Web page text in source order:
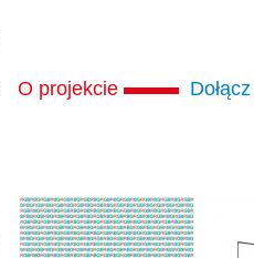
O projekcie Dołącz